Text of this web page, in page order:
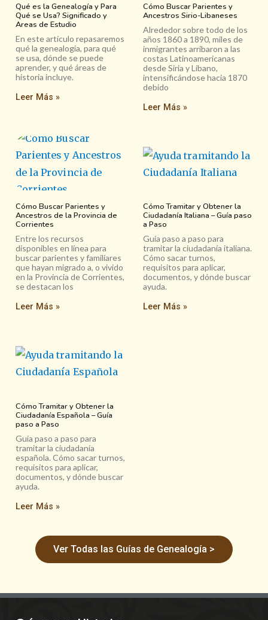
Qué es la Genealogía y Para
Qué se Usa? Significado y
Areas de Estudio
En este artículo repasaremos
qué la genealogía, para qué
se usa, dónde se puede
aprender, y qué áreas de
historia incluye.
Leer Más »
Cómo Buscar Parientes y
Ancestros Sirio-Libaneses
Alrededor sobre todo de los
años 1860 a 1890, miles de
inmigrantes arribaron a las
costas Latinoamericanas
desde Siria y Líbano,
intensificándose hacia 1870
debido
Leer Más »
Cómo Buscar Parientes y
Ancestros de la Provincia de
Corrientes
Entre los recursos
disponibles en línea para
buscar parientes y familiares
que hayan migrado a, o vivido
en la Provincia de Corrientes,
se destacan los
Leer Más »
Cómo Tramitar y Obtener la
Ciudadanía Italiana – Guía paso
a Paso
Guía paso a paso para
tramitar la ciudadanía italiana.
Cómo sacar turnos,
requisitos para aplicar,
documentos, y dónde buscar
ayuda.
Leer Más »
Cómo Tramitar y Obtener la
Ciudadanía Española – Guía
paso a Paso
Guía paso a paso para
tramitar la ciudadanía
española. Cómo sacar turnos,
requisitos para aplicar,
documentos, y dónde buscar
ayuda.
Leer Más »
Ver Todas las Guías de Genealogía >